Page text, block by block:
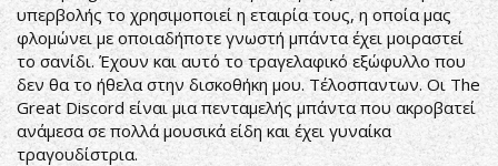
υπερβολής το χρησιμοποιεί η εταιρία τους, η οποία μας
φλομώνει με οποιαδήποτε γνωστή μπάντα έχει μοιραστεί
το σανίδι. Έχουν και αυτό το τραγελαφικό εξώφυλλο που
δεν θα το ήθελα στην δισκοθήκη μου. Τέλοσπαντων. Οι The
Great Discord είναι μια πενταμελής μπάντα που ακροβατεί
ανάμεσα σε πολλά μουσικά είδη και έχει γυναίκα
τραγουδίστρια.